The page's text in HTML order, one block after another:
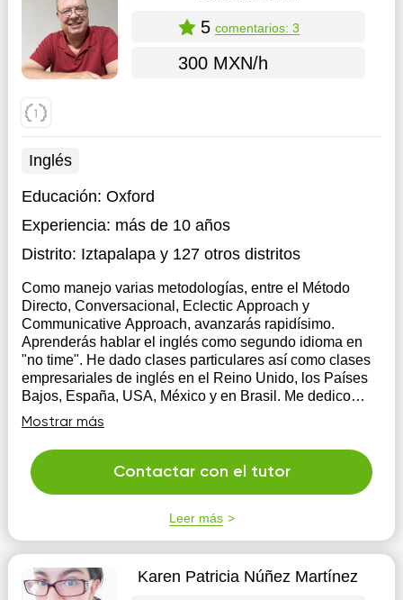
5 comentarios: 3
300 MXN/h
Inglés
Educación: Oxford
Experiencia: más de 10 años
Distrito: Iztapalapay 127 otros distritos
Como manejo varias metodologías, entre el Método
Directo, Conversacional, Eclectic Approach y
Communicative Approach, avanzarás rapidísimo.
Aprenderás hablar el inglés como segundo idioma en
"no time". He dado clases particulares así como clases
empresariales de inglés en el Reino Unido, los Países
Bajos, España, USA, México y en Brasil. Me dedico
principalmente al Business English. También doy
talleres de entrevistas, presentaciones, Effective
Communication y ventas.
Mostrar más
Contactar con el tutor
Leer más
Karen Patricia Núñez Martínez